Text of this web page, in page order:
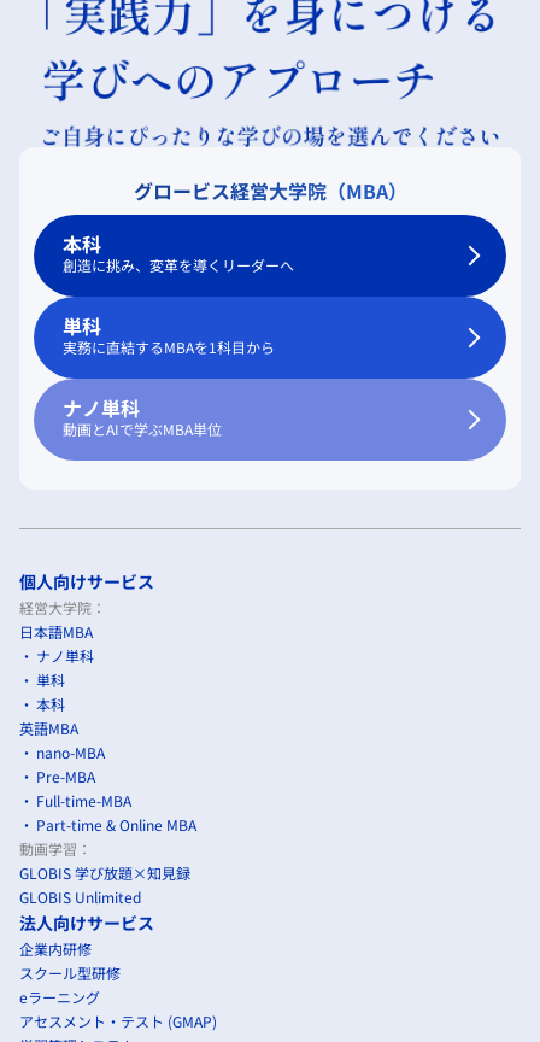
グロービス経営大学院（MBA）
本科
創造に挑み、変革を導くリーダーへ
単科
実務に直結するMBAを1科目から
ナノ単科
動画とAIで学ぶMBA単位
個人向けサービス
経営大学院：
日本語MBA
ナノ単科
単科
本科
英語MBA
nano-MBA
Pre-MBA
Full-time-MBA
Part-time & Online MBA
動画学習：
GLOBIS 学び放題×知見録
GLOBIS Unlimited
法人向けサービス
企業内研修
スクール型研修
eラーニング
アセスメント・テスト (GMAP)